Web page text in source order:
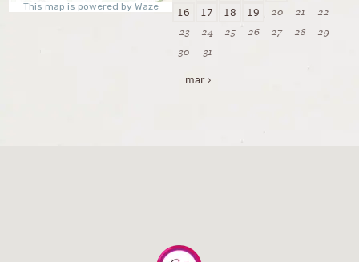
16 17 18 19 20 21
22
23
24 25 26 27 28
29
30
31
mar